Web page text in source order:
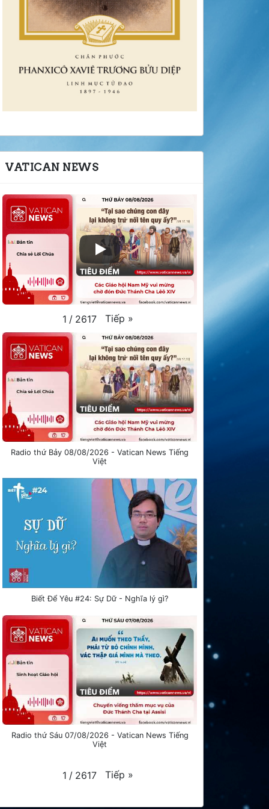
VATICAN NEWS
1 / 2617 Tiếp »
Radio thứ Bảy 08/08/2026 - Vatican News Tiếng
Việt
Biết Để Yêu #24: Sự Dữ - Nghĩa lý gì?
Radio thứ Sáu 07/08/2026 - Vatican News Tiếng
Việt
1 / 2617 Tiếp »